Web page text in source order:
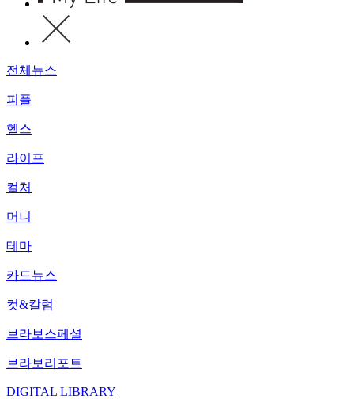
전체뉴스
피플
헬스
라이프
컬처
머니
테마
카드뉴스
컷&칼럼
브라보스페셜
브라보리포트
DIGITAL LIBRARY